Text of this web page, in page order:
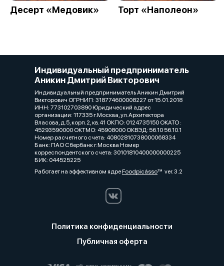
Десерт «Медовик» Торт «Наполеон»
Индивидуальный предприниматель
Аникин Дмитрий Викторович
Индивидуальный предприниматель Аникин Дмитрий
Викторович ОГРНИП: 318774600008227 от 15.01.2018
ИНН: 773102703890 Юридический адрес
организации: 117335 г.Москва, ул.Архитектора
Власова, д.5, корп.2, кв.41 ОКПО: 0124735150 ОКАТО :
45293590000 ОКТМО: 45908000 ОКВЭД: 56.10 56.10.1
Номер расчетного счета: 40802810738000068334
Банк: ПАО Сбербанк г.Москва Номер
корреспондентского счета: 30101810400000000225
БИК: 044525225
Работает на эффективном ядреFoodpicássover. 3.2
Политика конфиденциальности
Публичная оферта